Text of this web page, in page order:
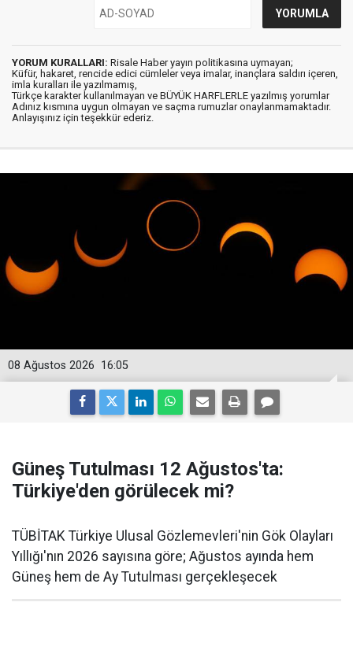
YORUM KURALLARI: Risale Haber yayın politikasına uymayan;
Küfür, hakaret, rencide edici cümleler veya imalar, inançlara saldırı içeren,
imla kuralları ile yazılmamış,
Türkçe karakter kullanılmayan ve BÜYÜK HARFLERLE yazılmış yorumlar
Adınız kısmına uygun olmayan ve saçma rumuzlar onaylanmamaktadır.
Anlayışınız için teşekkür ederiz.
16:05
08 Ağustos 2026
Güneş Tutulması 12 Ağustos'ta:
Türkiye'den görülecek mi?
TÜBİTAK Türkiye Ulusal Gözlemevleri'nin Gök Olayları
Yıllığı'nın 2026 sayısına göre; Ağustos ayında hem
Güneş hem de Ay Tutulması gerçekleşecek